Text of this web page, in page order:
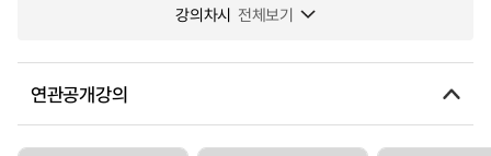
강의차시 전체보기
연관공개강의